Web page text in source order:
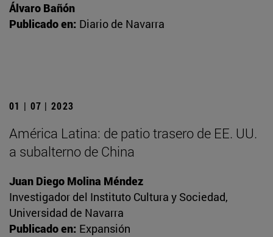
Álvaro Bañón
Publicado en: Diario de Navarra
01 | 07 | 2023
América Latina: de patio trasero de EE. UU.
a subalterno de China
Juan Diego Molina Méndez
Investigador del Instituto Cultura y Sociedad,
Universidad de Navarra
Publicado en: Expansión